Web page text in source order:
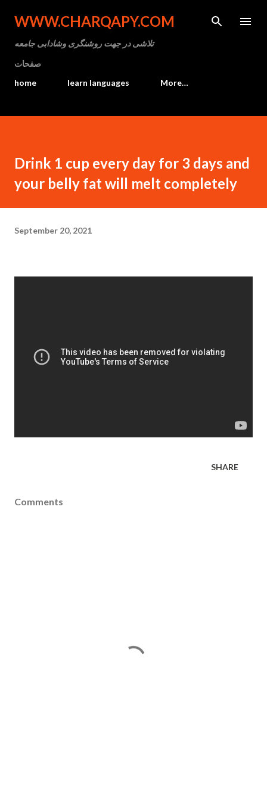
Skip to main content
WWW.CHARQAPY.COM
تلاشی در جهت روشنگری وشادابی جامعه
صفحات
home
learn languages More…
Drink 1 cup every day for 3 days and
your belly fat will melt completely
September 20, 2021
SHARE
Comments